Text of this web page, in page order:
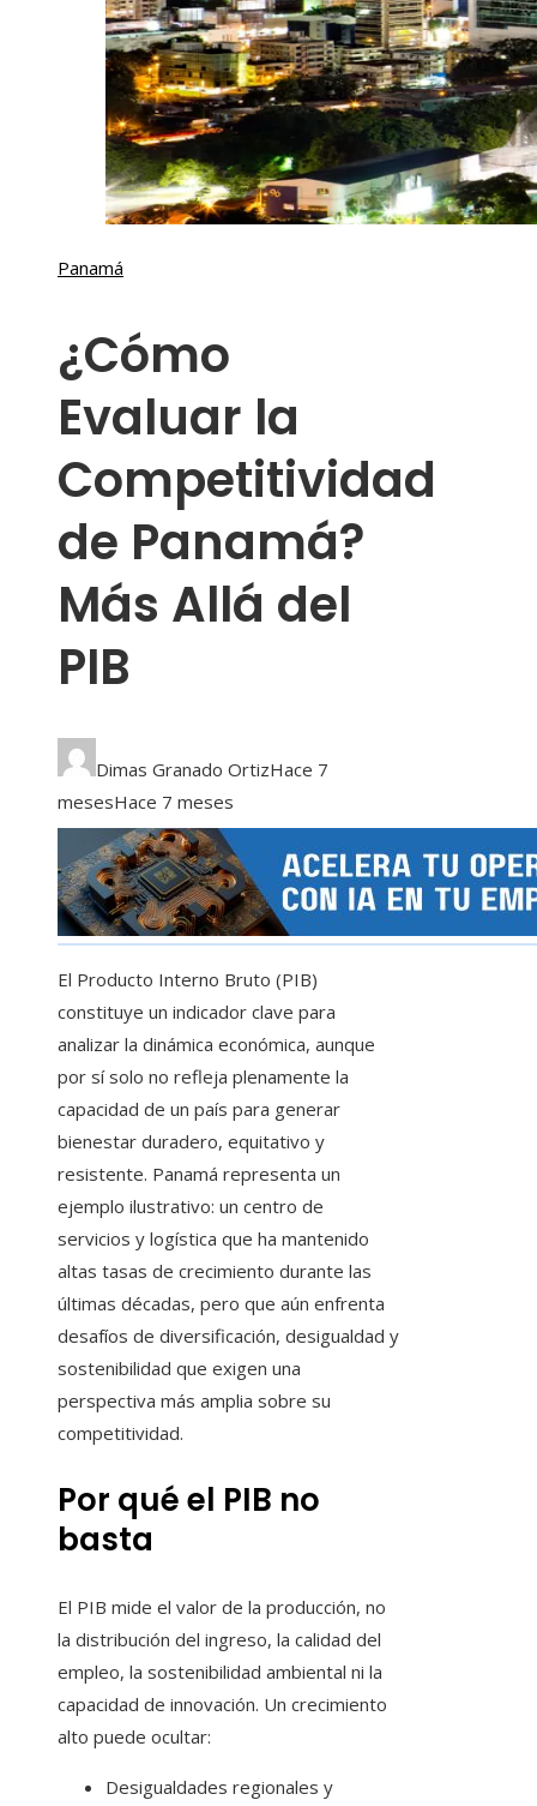
Panamá
¿Cómo
Evaluar la
Competitividad
de Panamá?
Más Allá del
PIB
Dimas Granado OrtizHace 7
mesesHace 7 meses
El Producto Interno Bruto (PIB)
constituye un indicador clave para
analizar la dinámica económica, aunque
por sí solo no refleja plenamente la
capacidad de un país para generar
bienestar duradero, equitativo y
resistente. Panamá representa un
ejemplo ilustrativo: un centro de
servicios y logística que ha mantenido
altas tasas de crecimiento durante las
últimas décadas, pero que aún enfrenta
desafíos de diversificación, desigualdad y
sostenibilidad que exigen una
perspectiva más amplia sobre su
competitividad.
Por qué el PIB no
basta
El PIB mide el valor de la producción, no
la distribución del ingreso, la calidad del
empleo, la sostenibilidad ambiental ni la
capacidad de innovación. Un crecimiento
alto puede ocultar:
Desigualdades regionales y